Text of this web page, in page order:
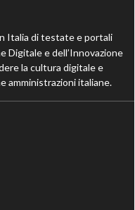
Italia di testate e portali
Digitale e dell’Innovazione
la cultura digitale e
amministrazioni italiane.